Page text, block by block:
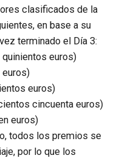
clasificados de la
en base a su
terminado el Día 3:
quinientos euros)
euros)
euros)
cincuenta euros)
euros)
todos los premios se
por lo que los